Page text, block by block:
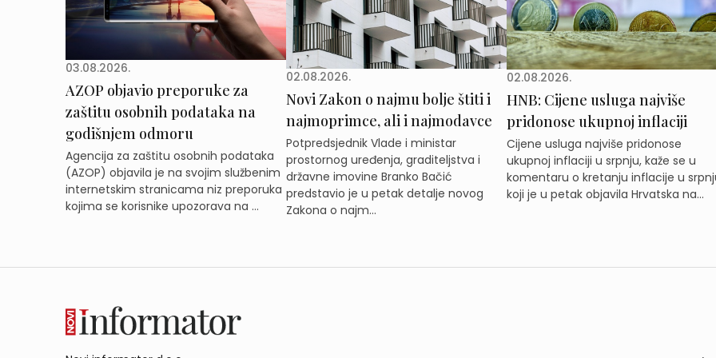
03.08.2026.
AZOP objavio preporuke za
zaštitu osobnih podataka na
godišnjem odmoru
Agencija za zaštitu osobnih podataka
(AZOP) objavila je na svojim službenim
internetskim stranicama niz preporuka
kojima se korisnike upozorava na ...
02.08.2026.
Novi Zakon o najmu bolje štiti i
najmoprimce, ali i najmodavce
Potpredsjednik Vlade i ministar
prostornog uređenja, graditeljstva i
državne imovine Branko Bačić
predstavio je u petak detalje novog
Zakona o najm...
02.08.2026.
HNB: Cijene usluga najviše
pridonose ukupnoj inflaciji
Cijene usluga najviše pridonose
ukupnoj inflaciji u srpnju, kaže se u
komentaru o kretanju inflacije u
koji je u petak objavila Hrvatska na...